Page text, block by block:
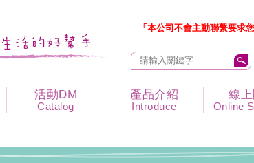
「本公司不會主動聯繫要求
活動DM
Catalog
產品介紹
Introduce
線
Online